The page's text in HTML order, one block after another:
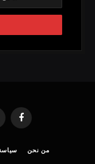
فيسبوك
من نحن